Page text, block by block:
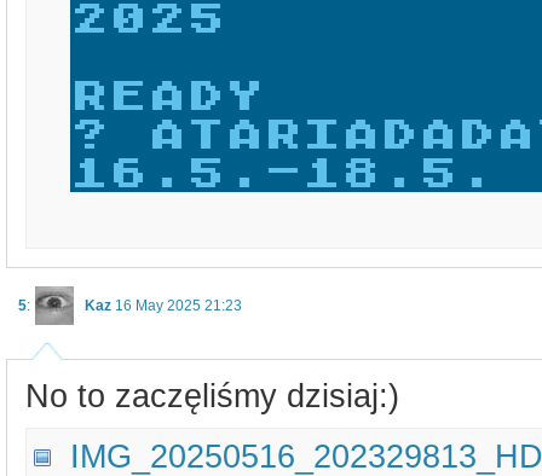
5: Kaz 16 May 2025 21:23
No to zaczęliśmy dzisiaj:)